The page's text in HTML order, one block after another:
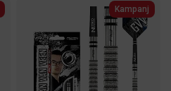
Kampanj